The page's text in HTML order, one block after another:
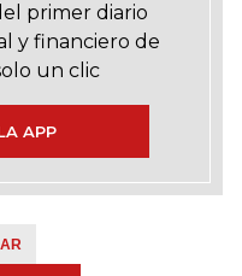
primer diario
y financiero de
un clic
APP